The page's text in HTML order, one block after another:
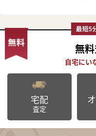
無
宅配
査定